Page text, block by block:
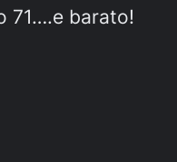
71….e barato!